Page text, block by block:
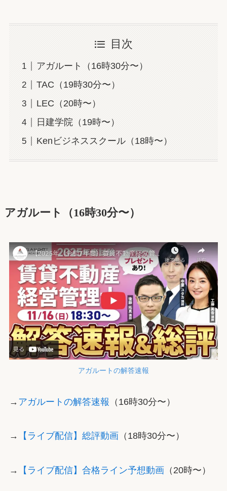
目次
アガルート（16時30分〜）
TAC（19時30分〜）
LEC（20時〜）
日建学院（19時〜）
Kenビジネススクール（18時〜）
アガルート（16時30分〜）
アガルートの解答速報
→ アガルートの解答速報 （16時30分〜）
→ 【ライブ配信】総評動画 （18時30分〜）
→ 【ライブ配信】合格ライン予想動画 （20時〜）